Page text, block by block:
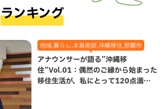
ランキング
地域,暮らし,本島南部,沖縄移住,那覇市
アナウンサーが語る”沖縄移
住”Vol.01：偶然のご縁から始まった
移住生活が、私にとって120点満点